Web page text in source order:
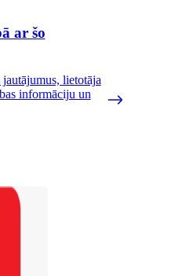
ar šo
lietotāja
informāciju un